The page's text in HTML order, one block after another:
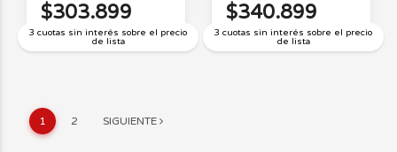
3 cuotas sin interés sobre el precio
de lista
$303.899
3 cuotas sin interés sobre el precio
de lista
$340.899
1 2 SIGUIENTE